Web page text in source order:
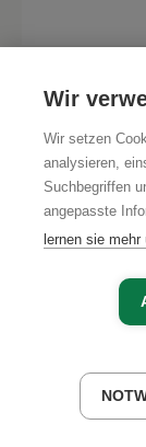
JETZT
Wir
Wir setzen
analysieren,
Suchbegriffen
angepasste
lernen sie